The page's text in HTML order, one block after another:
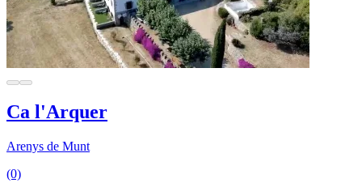
Ca l'Arquer
Arenys de Munt
(0)